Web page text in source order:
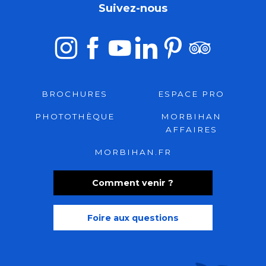
Comment venir ?
Foire aux questions
Suivez-nous
BROCHURES ESPACE PRO
PHOTOTHÈQUE
MORBIHAN
AFFAIRES
MORBIHAN.FR